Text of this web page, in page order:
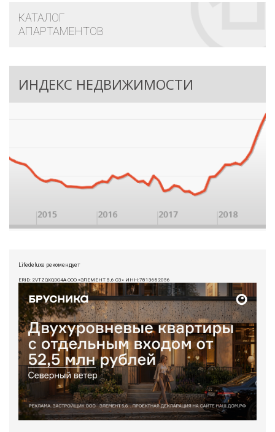
КАТАЛОГ
АПАРТАМЕНТОВ
ИНДЕКС НЕДВИЖИМОСТИ
Lifedeluxe рекомендует
ERID: 2VTZQXQDG4A ООО «ЭЛЕМЕНТ 5,6 СЗ» ИНН:7813682056